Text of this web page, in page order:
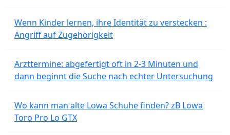
Wenn Kinder lernen, ihre Identität zu verstecken :
Angriff auf Zugehörigkeit
Arzttermine: abgefertigt oft in 2-3 Minuten und
dann beginnt die Suche nach echter Untersuchung
Wo kann man alte Lowa Schuhe finden? zB Lowa
Toro Pro Lo GTX